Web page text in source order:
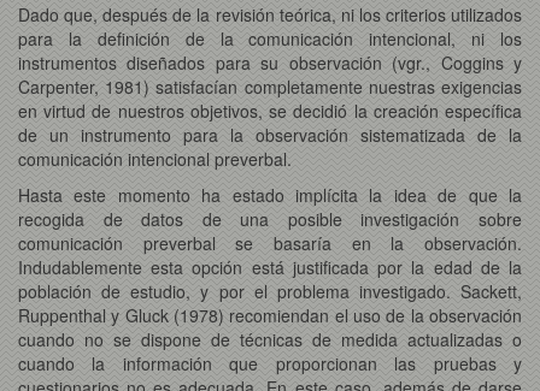
Dado que, después de la revisión teórica, ni los criterios utilizados
para la definición de la comunicación intencional, ni los
instrumentos diseñados para su observación (vgr., Coggins y
Carpenter, 1981) satisfacían completamente nuestras exigencias
en virtud de nuestros objetivos, se decidió la creación específica
de un instrumento para la observación sistematizada de la
comunicación intencional preverbal.
Hasta este momento ha estado implícita la idea de que la
recogida de datos de una posible investigación sobre
comunicación preverbal se basaría en la observación.
Indudablemente esta opción está justificada por la edad de la
población de estudio, y por el problema investigado. Sackett,
Ruppenthal y Gluck (1978) recomiendan el uso de la observación
cuando no se dispone de técnicas de medida actualizadas o
cuando la información que proporcionan las pruebas y